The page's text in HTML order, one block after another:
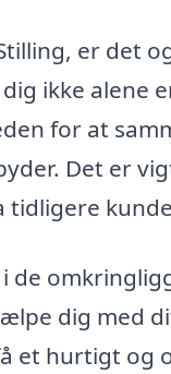
er det
ikke alene
for at
Det er
tidligere
de
dig med
et hurtigt